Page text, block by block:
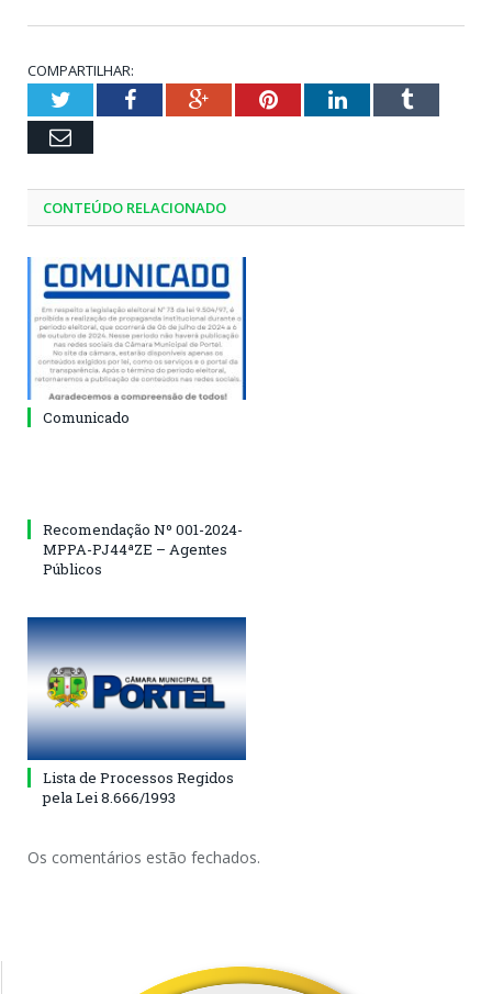
COMPARTILHAR:
TwitterFacebookGoogle+PinterestLinkedInTumblr
Email
CONTEÚDO RELACIONADO
Comunicado
Recomendação Nº 001-2024-
MPPA-PJ44ªZE – Agentes
Públicos
Lista de Processos Regidos
pela Lei 8.666/1993
Os comentários estão fechados.